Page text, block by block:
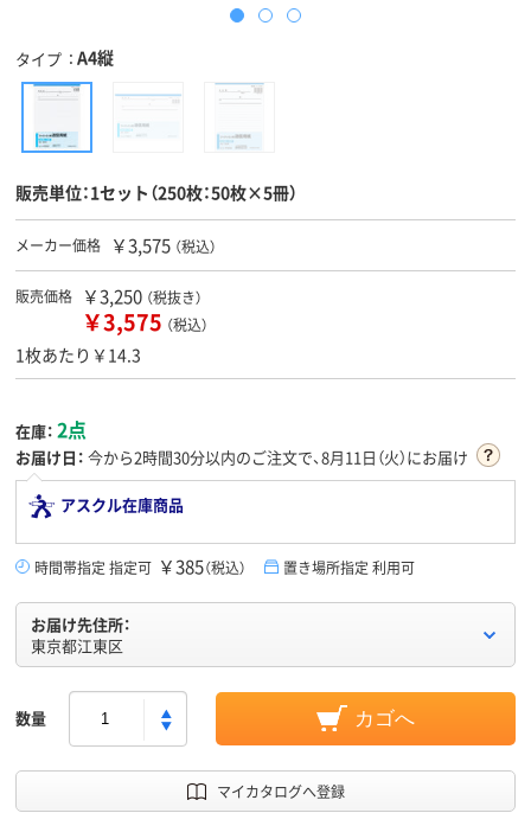
タイプ A4縦
販売単位：1セット（250枚：50枚×5冊）
メーカー価格 ￥3,575 （税込）
販売価格 ￥3,250 （税抜き）
￥3,575 （税込）
1枚あたり￥14.3
在庫： 2点
お届け日： 今から2時間30分以内のご注文で、8月11日（火）にお届け
アスクル在庫商品
時間帯指定 指定可 ￥385（税込） 置き場所指定 利用可
お届け先住所：
東京都江東区
数量 カゴへ
マイカタログへ登録